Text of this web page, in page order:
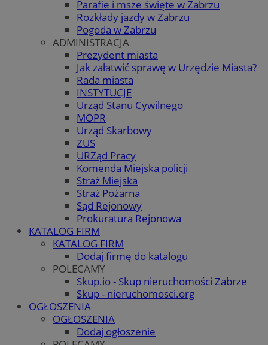
Parafie i msze święte w Zabrzu
Rozkłady jazdy w Zabrzu
Pogoda w Zabrzu
ADMINISTRACJA
Prezydent miasta
Jak załatwić sprawę w Urzędzie Miasta?
Rada miasta
INSTYTUCJE
Urząd Stanu Cywilnego
MOPR
Urząd Skarbowy
ZUS
URZąd Pracy
Komenda Miejska policji
Straż Miejska
Straż Pożarna
Sąd Rejonowy
Prokuratura Rejonowa
KATALOG FIRM
KATALOG FIRM
Dodaj firmę do katalogu
POLECAMY
Skup.io - Skup nieruchomości Zabrze
Skup - nieruchomosci.org
OGŁOSZENIA
OGŁOSZENIA
Dodaj ogłoszenie